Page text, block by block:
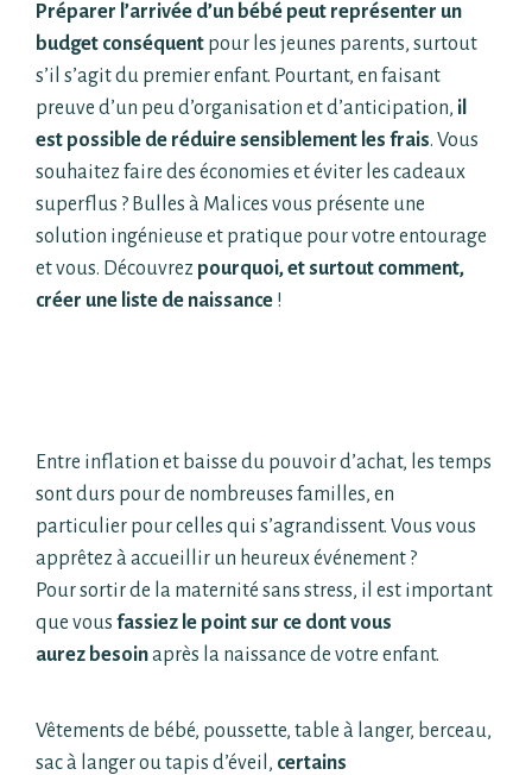
Préparer l’arrivée d’un bébé peut représenter un
budget conséquent pour les jeunes parents, surtout
s’il s’agitdu premierenfant. Pourtant, en faisant
preuve d’un peud’organisation etd’anticipation, il
est possible de réduire sensiblement les frais. Vous
souhaitez faire des économies et éviter les cadeaux
superflus ? Bulles à Malices vous présente une
solution ingénieuse et pratique pour votre entourage
et vous. Découvrez pourquoi, et surtout comment,
créer une liste de naissance !
Entre inflation et baisse du pouvoir d’achat, les temps
sont durs pour de nombreuses familles, en
particulier pour celles qui s’agrandissent. Vous vous
apprêtez à accueillir un heureux événement ?
Pour sortir de la maternité sans stress, il est important
que vous fassiez le point sur ce dont vous
aurez besoinaprès la naissance de votre enfant.
Vêtements de bébé, poussette, table à langer, berceau,
sac à langer ou tapis d’éveil, certains